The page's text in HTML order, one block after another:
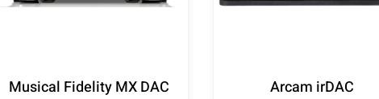
Arcam irDAC
Musical Fidelity MX DAC